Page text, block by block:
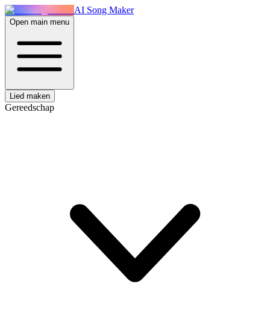
AI Song Maker
Open main menu
Lied maken
Gereedschap